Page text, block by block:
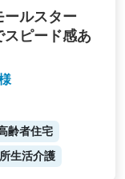
ールスター
スピード感あ
齢者住宅
生活介護